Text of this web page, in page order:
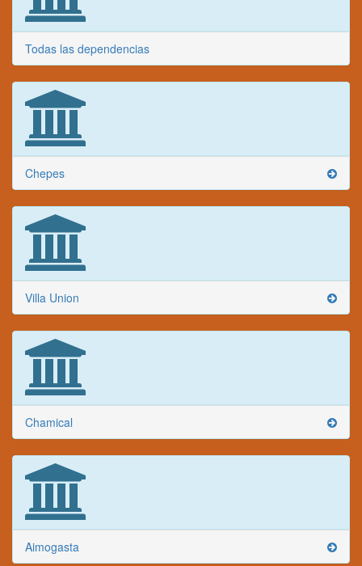
Todas las dependencias
Chepes
Villa Union
Chamical
Aimogasta